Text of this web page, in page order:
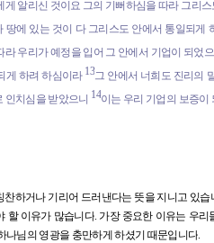
게 알리신 것이요 그의 기뻐하심을 따라 그리
땅에 있는 것이 다 그리스도 안에서 통일되게
라 우리가 예정을 입어 그 안에서 기업이 되었
게 하려 하심이라 13그 안에서 너희도 진리의
인치심을 받았으니 14이는 우리 기업의 보증이
찬하거나 기리어 드러낸다는 뜻을 지니고 있습
할 이유가 많습니다. 가장 중요한 이유는 우리
나님의 영광을 충만하게 하셨기 때문입니다.